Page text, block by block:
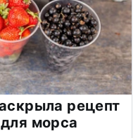
рецепт
морса